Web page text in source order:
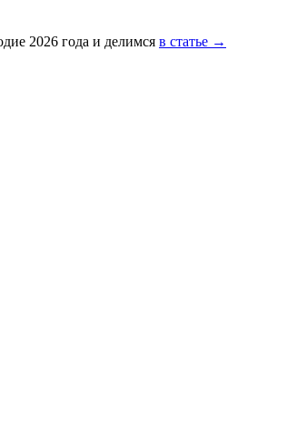
2026 года и делимся в статье →